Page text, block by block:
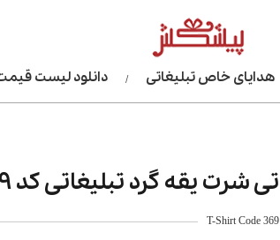
هدایای خاص تبلیغاتی دانلود لیست
تی شرت یقه گرد تبلیغاتی کد 369
T-Shirt Code 369